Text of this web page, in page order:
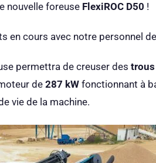
nouvelle foreuse FlexiROC D50 !
en cours avec notre personnel
permettra de creuser des trous
de 287 kW fonctionnant à
vie de la machine.